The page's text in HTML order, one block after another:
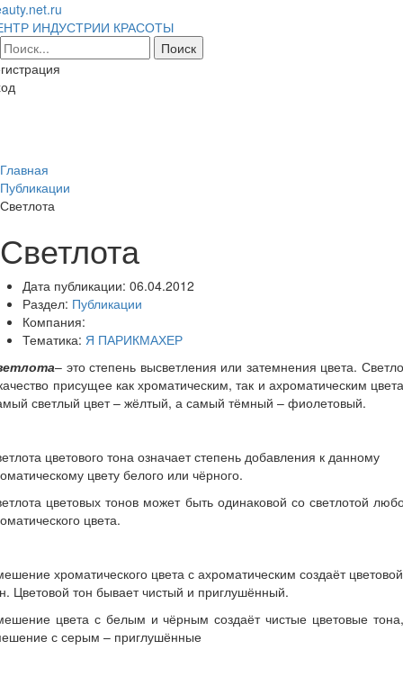
ИНДУСТРИИ КРАСОТЫ
Главная
Публикации
Светлота
Светлота
Дата публикации: 06.04.2012
Раздел: Публикации
Компания:
Тематика: Я ПАРИКМАХЕР
– это степень высветления или затемнения цвета.
присущее как хроматическим, так и ахроматическим
светлый цвет – жёлтый, а самый тёмный – фиолетовый.
цветового тона означает степень добавления к данному
цвету белого или чёрного.
цветовых тонов может быть одинаковой со светлотой
цвета.
хроматического цвета с ахроматическим создаёт цветовой
Цветовой тон бывает чистый и приглушённый.
цвета с белым и чёрным создаёт чистые цветовые
с серым – приглушённые